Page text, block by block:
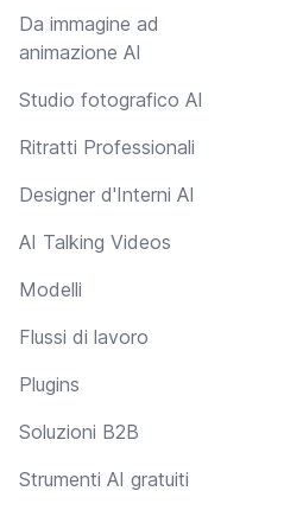
Da immagine ad
animazione AI
Studio fotografico AI
Ritratti Professionali
Designer d'Interni AI
AI Talking Videos
Modelli
Flussi di lavoro
Plugins
Soluzioni B2B
Strumenti AI gratuiti